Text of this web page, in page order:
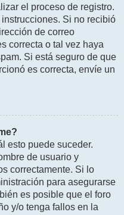
el proceso de registro.
Si no recibió
de correo
correcta o tal vez haya
Si está seguro de que
es correcta, envíe un
esto puede suceder.
de usuario y
correctamente. Si lo
para asegurarse
es posible que el foro
y/o tenga fallos en la